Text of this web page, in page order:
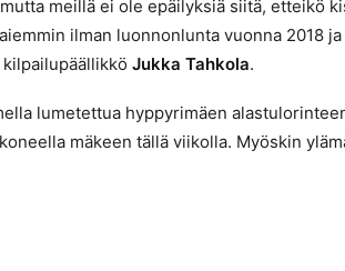
meillä ei ole epäilyksiä siitä, etteikö
ilman luonnonlunta vuonna 2018
Jukka Tahkola.
lumetettua hyppyrimäen
mäkeen tällä viikolla. Myöskin